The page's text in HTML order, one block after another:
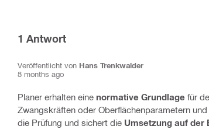
1 Antwort
Veröffentlicht von Hans Trenkwalder
8 months ago
Planer erhalten eine normative Grundlage für
Zwangskräften oder Oberflächenparametern
die Prüfung und sichert die Umsetzung auf der